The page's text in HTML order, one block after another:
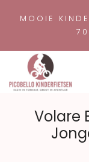
MOOIE
Volare